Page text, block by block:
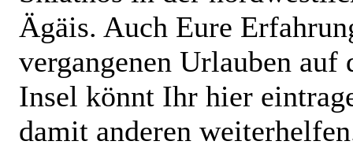
Ägäis. Auch Eure
vergangenen Urlauben auf
Insel könnt Ihr hier
damit anderen